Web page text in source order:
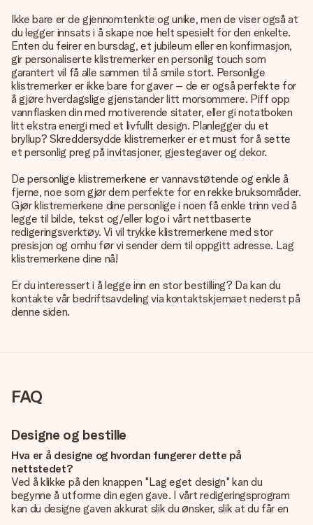
Ikke bare er de gjennomtenkte og unike, men de viser også at
du legger innsats i å skape noe helt spesielt for den enkelte.
Enten du feirer en bursdag, et jubileum eller en konfirmasjon,
gir personaliserte klistremerker en personlig touch som
garantert vil få alle sammen til å smile stort. Personlige
klistremerker er ikke bare for gaver – de er også perfekte for
å gjøre hverdagslige gjenstander litt morsommere. Piff opp
vannflasken din med motiverende sitater, eller gi notatboken
litt ekstra energi med et livfullt design. Planlegger du et
bryllup? Skreddersydde klistremerker er et must for å sette
et personlig preg på invitasjoner, gjestegaver og dekor.
De personlige klistremerkene er vannavstøtende og enkle å
fjerne, noe som gjør dem perfekte for en rekke bruksområder.
Gjør klistremerkene dine personlige i noen få enkle trinn ved å
legge til bilde, tekst og/eller logo i vårt nettbaserte
redigeringsverktøy. Vi vil trykke klistremerkene med stor
presisjon og omhu før vi sender dem til oppgitt adresse. Lag
klistremerkene dine nå!
Er du interessert i å legge inn en stor bestilling? Da kan du
kontakte vår bedriftsavdeling via kontaktskjemaet nederst på
denne siden.
FAQ
Designe og bestille
Hva er å designe og hvordan fungerer dette på
nettstedet?
Ved å klikke på den knappen "Lag eget design" kan du
begynne å utforme din egen gave. I vårt redigeringsprogram
kan du designe gaven akkurat slik du ønsker, slik at du får en